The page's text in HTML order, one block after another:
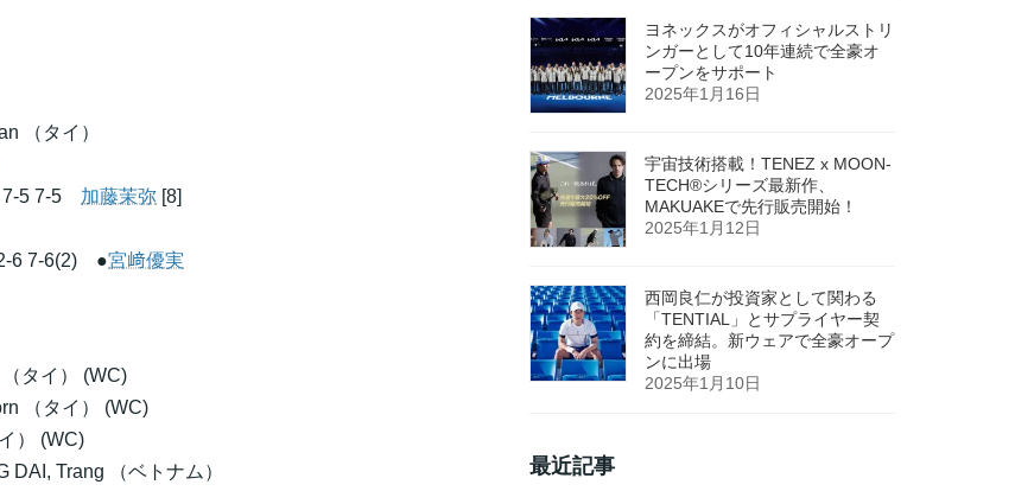
（タイ）
7-5 7-5 加藤茉弥 [8]
6 7-6(2) ●宮﨑優実
タイ） (WC)
（タイ） (WC)
） (WC)
Trang （ベトナム）
ヨネックスがオフィシャルストリ
ンガーとして10年連続で全豪オ
ープンをサポート
2025年1月16日
宇宙技術搭載！TENEZ x MOON-
TECH®シリーズ最新作、
MAKUAKEで先行販売開始！
2025年1月12日
西岡良仁が投資家として関わる
「TENTIAL」とサプライヤー契
約を締結。新ウェアで全豪オープ
ンに出場
2025年1月10日
最近記事